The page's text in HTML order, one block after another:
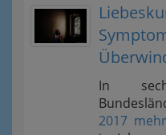
In
2017